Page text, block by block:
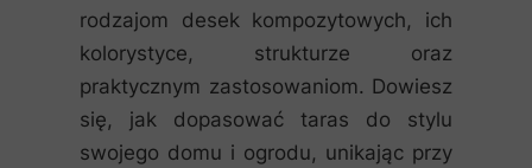
rodzajom desek kompozytowych, ich
kolorystyce, strukturze oraz
praktycznym zastosowaniom. Dowiesz
się, jak dopasować taras do stylu
swojego domu i ogrodu, unikając przy